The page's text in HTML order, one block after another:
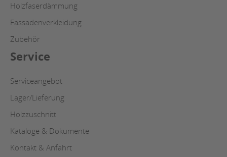
Holzfaserdämmung
Fassadenverkleidung
Zubehör
Service
Serviceangebot
Lager/Lieferung
Holzzuschnitt
Kataloge & Dokumente
Kontakt & Anfahrt